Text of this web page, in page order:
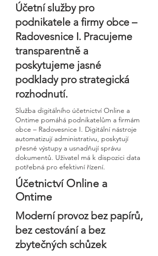
Účetní služby pro
podnikatele a firmy obce –
Radovesnice I. Pracujeme
transparentně a
poskytujeme jasné
podklady pro strategická
rozhodnutí.
Služba digitálního účetnictví Online a
Ontime pomáhá podnikatelům a firmám
obce – Radovesnice I. Digitální nástroje
automatizují administrativu, poskytují
přesné výstupy a usnadňují správu
dokumentů. Uživatel má k dispozici data
potřebná pro efektivní řízení.
Účetnictví Online a
Ontime
Moderní provoz bez papírů,
bez cestování a bez
zbytečných schůzek